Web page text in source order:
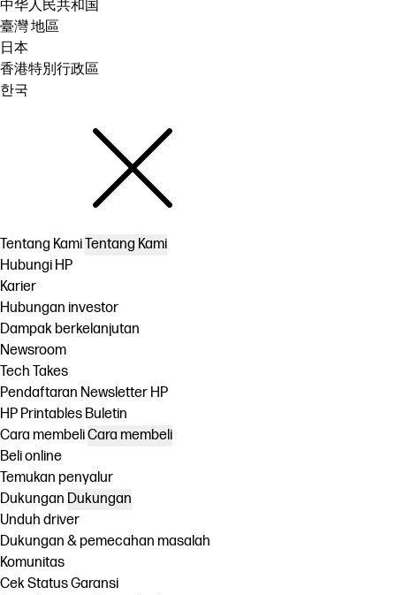
中华人民共和国
臺灣 地區
日本
香港特別行政區
한국
Tentang KamiTentang Kami
Hubungi HP
Karier
Hubungan investor
Dampak berkelanjutan
Newsroom
Tech Takes
Pendaftaran Newsletter HP
HP Printables Buletin
Cara membeliCara membeli
Beli online
Temukan penyalur
Dukungan Dukungan
Unduh driver
Dukungan & pemecahan masalah
Komunitas
Cek Status Garansi